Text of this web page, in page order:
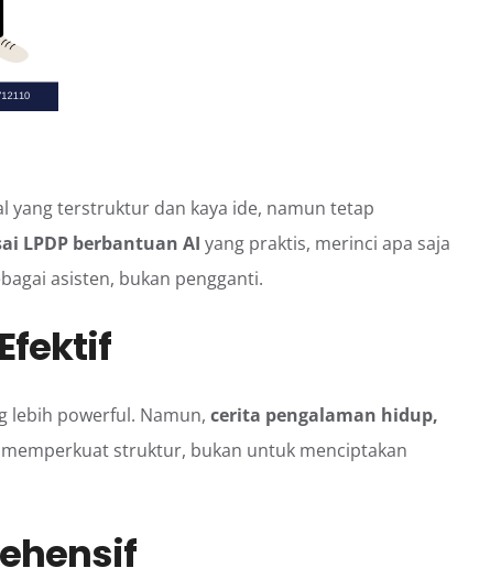
yang terstruktur dan kaya ide, namun tetap
LPDP berbantuan AI yang praktis, merinci apa saja
asisten, bukan pengganti.
lebih powerful. Namun, cerita pengalaman hidup,
struktur, bukan untuk menciptakan